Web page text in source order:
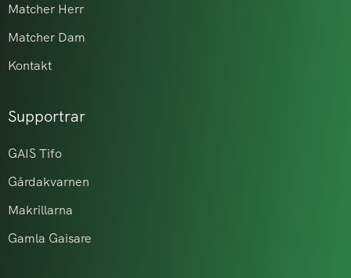
Matcher Herr
Matcher Dam
Kontakt
Supportrar
GAIS Tifo
Gårdakvarnen
Makrillarna
Gamla Gaisare